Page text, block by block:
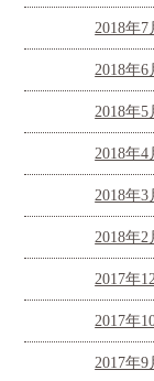
2018年7
2018年6
2018年5
2018年4
2018年3
2018年2
2017年
2017年
2017年9